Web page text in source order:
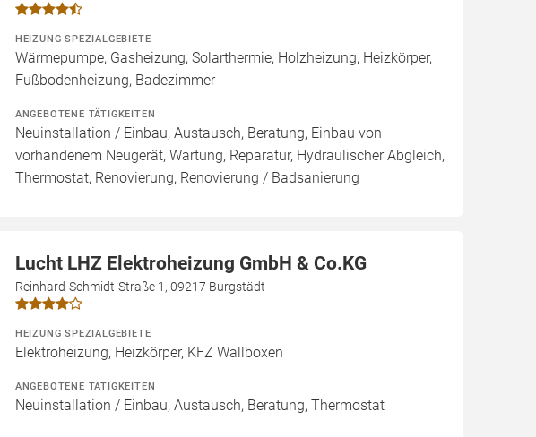
HEIZUNG SPEZIALGEBIETE
Wärmepumpe, Gasheizung, Solarthermie, Holzheizung, Heizkörper,
Fußbodenheizung, Badezimmer
ANGEBOTENE TÄTIGKEITEN
Neuinstallation / Einbau, Austausch, Beratung, Einbau von
vorhandenem Neugerät, Wartung, Reparatur, Hydraulischer Abgleich,
Thermostat, Renovierung, Renovierung / Badsanierung
Lucht LHZ Elektroheizung GmbH & Co.KG
Reinhard-Schmidt-Straße 1, 09217 Burgstädt
HEIZUNG SPEZIALGEBIETE
Elektroheizung, Heizkörper, KFZ Wallboxen
ANGEBOTENE TÄTIGKEITEN
Neuinstallation / Einbau, Austausch, Beratung, Thermostat